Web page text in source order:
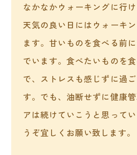
なかなかウォーキングに行け
天気の良い日にはウォーキ
ます。甘いものを食べる前
でいます。食べたいものを
で、ストレスも感じずに過
す。でも、油断せずに健康
アは続けていこうと思って
うぞ宜しくお願い致します。